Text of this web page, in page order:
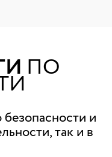
ПО
и
так и в